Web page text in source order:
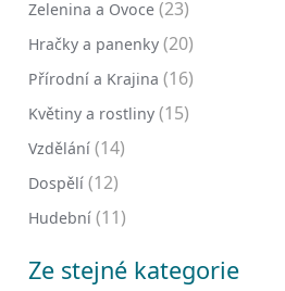
Zelenina a Ovoce (23)
Hračky a panenky (20)
Přírodní a Krajina (16)
Květiny a rostliny (15)
Vzdělání (14)
Dospělí (12)
Hudební (11)
Ze stejné kategorie